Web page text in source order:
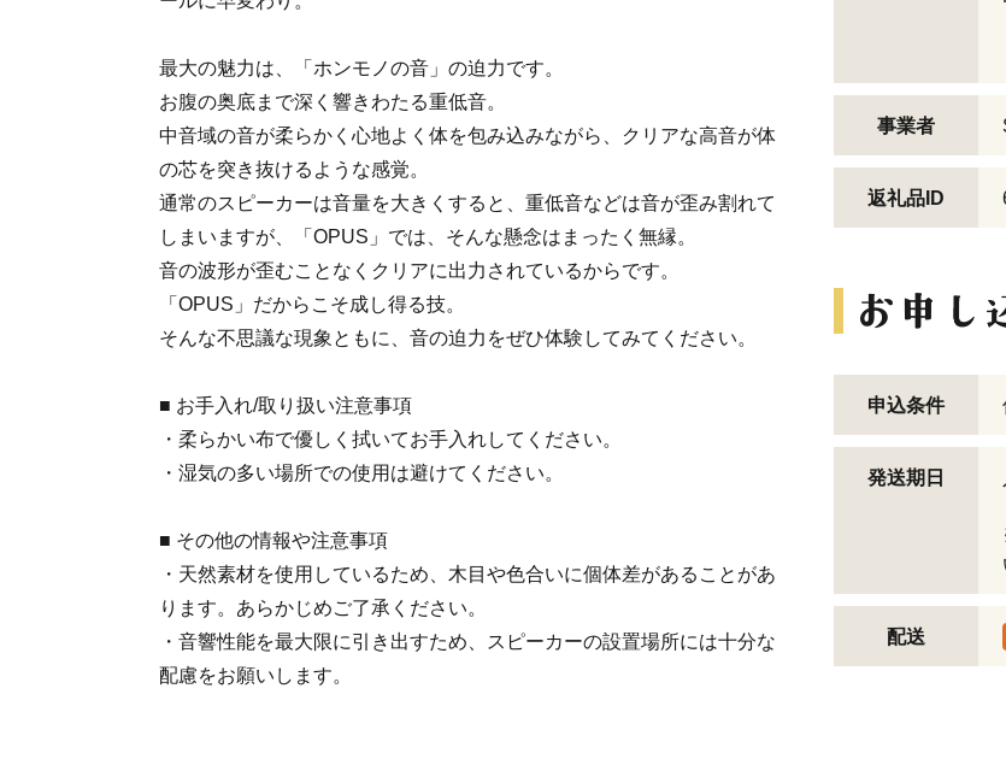
最大の魅力は、「ホンモノの音」の迫力です。
お腹の奥底まで深く響きわたる重低音。
中音域の音が柔らかく心地よく体を包み込みながら、クリアな高音が体
の芯を突き抜けるような感覚。
通常のスピーカーは音量を大きくすると、重低音などは音が歪み割れて
しまいますが、「OPUS」では、そんな懸念はまったく無縁。
音の波形が歪むことなくクリアに出力されているからです。
「OPUS」だからこそ成し得る技。
そんな不思議な現象ともに、音の迫力をぜひ体験してみてください。
■ お手入れ/取り扱い注意事項
・柔らかい布で優しく拭いてお手入れしてください。
・湿気の多い場所での使用は避けてください。
■ その他の情報や注意事項
・天然素材を使用しているため、木目や色合いに個体差があることがあ
ります。あらかじめご了承ください。
・音響性能を最大限に引き出すため、スピーカーの設置場所には十分な
配慮をお願いします。
事業者
返礼品ID
申込条件
発送期日
配送